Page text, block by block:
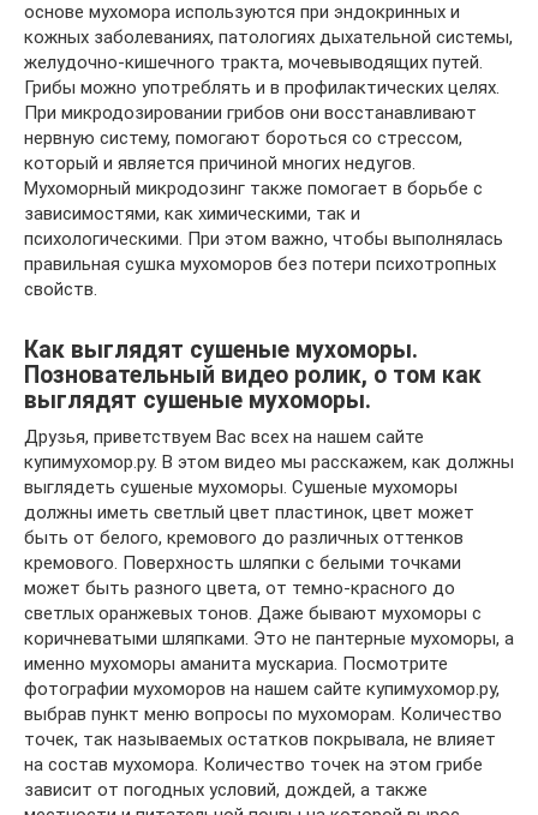
основе мухомора используются при эндокринных и
кожных заболеваниях, патологиях дыхательной системы,
желудочно-кишечного тракта, мочевыводящих путей.
Грибы можно употреблять и в профилактических целях.
При микродозировании грибов они восстанавливают
нервную систему, помогают бороться со стрессом,
который и является причиной многих недугов.
Мухоморный микродозинг также помогает в борьбе с
зависимостями, как химическими, так и
психологическими. При этом важно, чтобы выполнялась
правильная сушка мухоморов без потери психотропных
свойств.
Как выглядят сушеные мухоморы.
Позновательный видео ролик, о том как
выглядят сушеные мухоморы.
Друзья, приветствуем Вас всех на нашем сайте
купимухомор.ру. В этом видео мы расскажем, как должны
выглядеть сушеные мухоморы. Сушеные мухоморы
должны иметь светлый цвет пластинок, цвет может
быть от белого, кремового до различных оттенков
кремового. Поверхность шляпки с белыми точками
может быть разного цвета, от темно-красного до
светлых оранжевых тонов. Даже бывают мухоморы с
коричневатыми шляпками. Это не пантерные мухоморы, а
именно мухоморы аманита мускариа. Посмотрите
фотографии мухоморов на нашем сайте купимухомор.ру,
выбрав пункт меню вопросы по мухоморам. Количество
точек, так называемых остатков покрывала, не влияет
на состав мухомора. Количество точек на этом грибе
зависит от погодных условий, дождей, а также